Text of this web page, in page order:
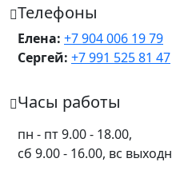
Телефоны
Елена: +7 904 006 19 79
Сергей: +7 991 525 81 47
Часы работы
пн - пт 9.00 - 18.00,
сб 9.00 - 16.00, вс